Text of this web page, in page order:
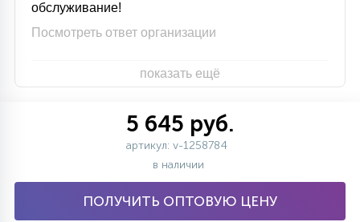
обслуживание!
Посмотреть ответ организации
показать ещё
5 645 руб.
артикул: v-1258784
в наличии
ПОЛУЧИТЬ ОПТОВУЮ ЦЕНУ